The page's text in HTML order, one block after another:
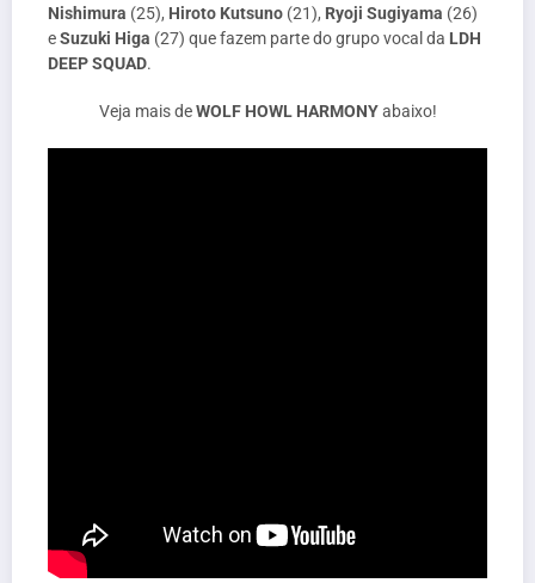
Nishimura (25), Hiroto Kutsuno (21), Ryoji Sugiyama (26)
eSuzuki Higa (27) que fazem parte do grupo vocal da LDH
DEEP SQUAD.
Veja mais deWOLF HOWL HARMONYabaixo!